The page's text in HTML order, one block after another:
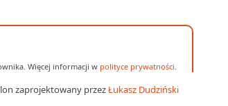
Więcej informacji w polityce prywatności
zaprojektowany przezŁukasz Dudziński